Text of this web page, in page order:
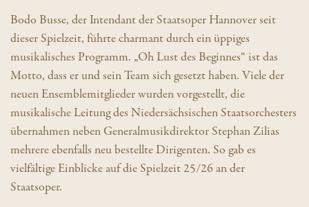
Bodo Busse, der Intendant der Staatsoper Hannover seit
dieser Spielzeit, führte charmant durch ein üppiges
musikalisches Programm. „Oh Lust des Beginnes“ ist das
Motto, dass er und sein Team sich gesetzt haben. Viele der
neuen Ensemblemitglieder wurden vorgestellt, die
musikalische Leitung des Niedersächsischen Staatsorchesters
übernahmen neben Generalmusikdirektor Stephan Zilias
mehrere ebenfalls neu bestellte Dirigenten. So gab es
vielfältige Einblicke auf die Spielzeit 25/26 an der
Staatsoper.